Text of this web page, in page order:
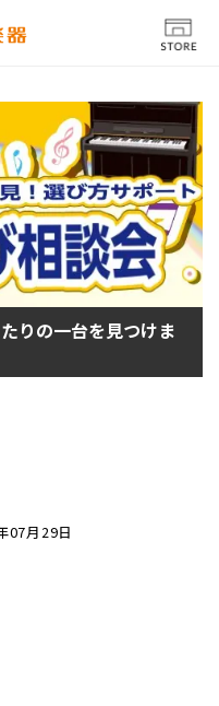
りの一台を見つけま
07月29日